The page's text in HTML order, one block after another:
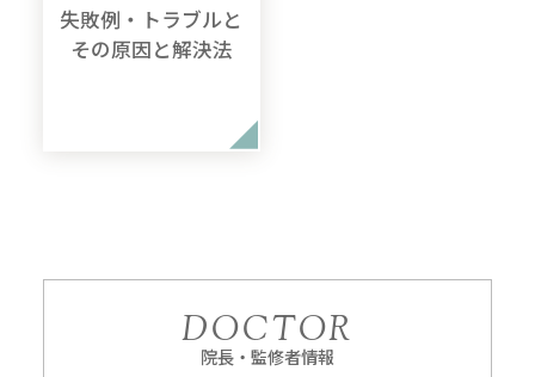
失敗例・トラブルと
その原因と解決法
DOCTOR
院長・監修者情報